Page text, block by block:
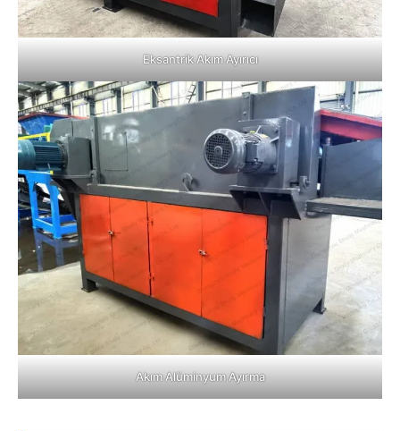
Eksantrik Akım Ayırıcı
Akım Alüminyum Ayırma